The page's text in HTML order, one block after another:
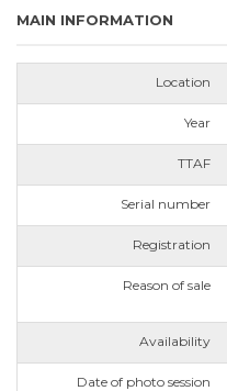
MAIN INFORMATION
Location
Year
TTAF
Serial number
Registration
Reason of sale
Availability
Date of photo session